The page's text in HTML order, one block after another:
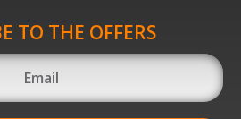
TO THE OFFERS